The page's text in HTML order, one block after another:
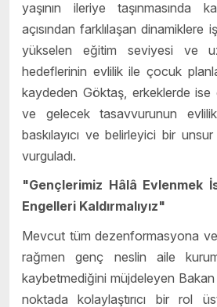
yaşının ileriye taşınmasında
açısından farklılaşan dinamiklere
yükselen eğitim seviyesi ve
hedeflerinin evlilik ile çocuk
kaydeden Göktaş, erkeklerde ise
ve gelecek tasavvurunun
baskılayıcı ve belirleyici bir unsur
vurguladı.
"Gençlerimiz Hâlâ Evlenmek
Engelleri Kaldırmalıyız"
Mevcut tüm dezenformasyona ve
rağmen genç neslin aile
kaybetmediğini müjdeleyen
noktada kolaylaştırıcı bir rol